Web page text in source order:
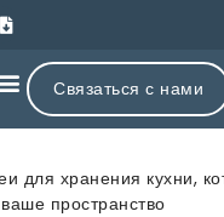
Связаться с нами
для хранения кухни,
пространство